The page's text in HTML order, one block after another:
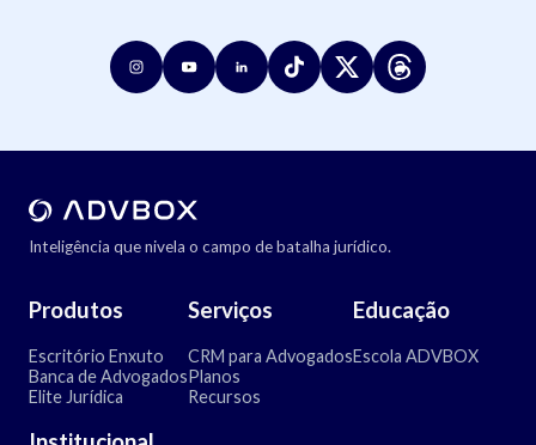
Inteligência que nivela o campo de batalha jurídico.
Produtos
Escritório Enxuto
Banca de Advogados
Elite Jurídica
Serviços
CRM para Advogados
Planos
Recursos
Educação
Escola ADVBOX